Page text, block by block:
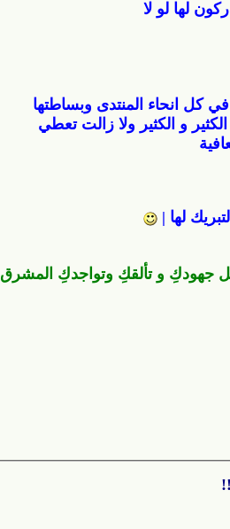
كل انحاء المنتدى وبساطتها
و الكثير ولا زالت تعطي
لها |
جهودكِ و تألقكِ وتواجدكِ المشرق